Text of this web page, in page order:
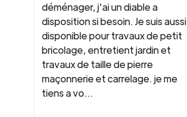
déménager, j'ai un diable a
disposition si besoin. Je suis aussi
disponible pour travaux de petit
bricolage, entretient jardin et
travaux de taille de pierre
maçonnerie et carrelage. je me
tiens a vo...